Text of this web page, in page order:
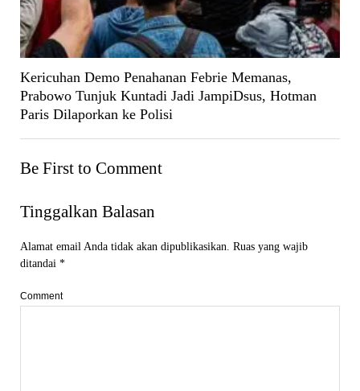
Kericuhan Demo Penahanan Febrie Memanas,
Prabowo Tunjuk Kuntadi Jadi JampiDsus, Hotman
Paris Dilaporkan ke Polisi
Be First to Comment
Tinggalkan Balasan
Alamat email Anda tidak akan dipublikasikan. Ruas yang wajib
ditandai *
Comment